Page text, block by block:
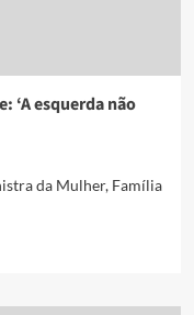
‘A esquerda não
da Mulher, Família